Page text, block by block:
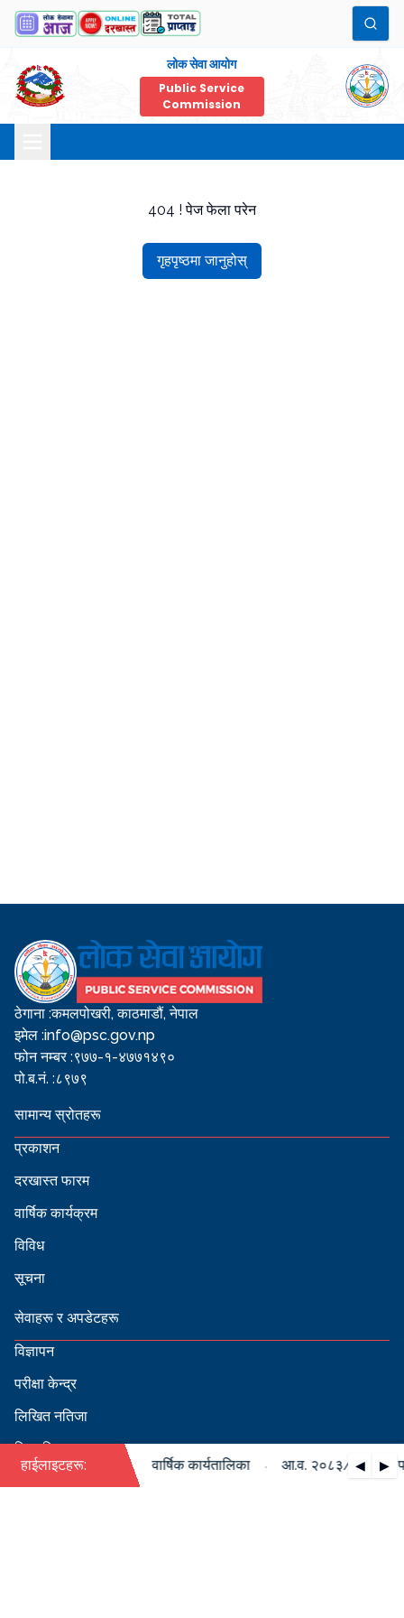
लोक सेवा आयोग
Public Service
Commission
404 ! पेज फेला परेन
गृहपृष्ठमा जानुहोस्
ठेगाना :कमलपोखरी, काठमाडौं, नेपाल
इमेल :info@psc.gov.np
फोन नम्बर :९७७-१-४७७१४९०
पो.ब.नं. :८९७९
सामान्य स्रोतहरू
प्रकाशन
दरखास्त फारम
वार्षिक कार्यक्रम
विविध
सूचना
सेवाहरू र अपडेटहरू
विज्ञापन
परीक्षा केन्द्र
लिखित नतिजा
सिफारिस
हाईलाइटहरू: ◀ ▶
०८४ को पदपूर्ति सम्बन्धी वार्षिक कार्यतालिका आ.व. २०८३/०८४ को